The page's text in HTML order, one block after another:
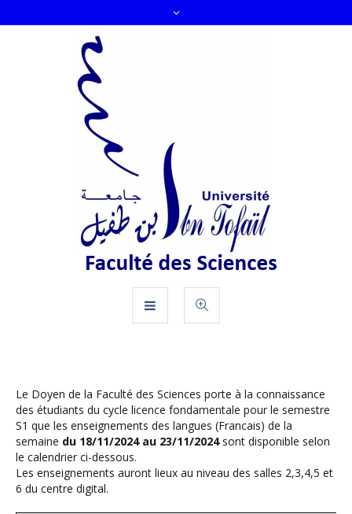
Le Doyen de la Faculté des Sciences porte à la connaissance
des étudiants du cycle licence fondamentale pour le semestre
S1 que les enseignements des langues (Francais) de la
semaine du 18/11/2024 au 23/11/2024 sont disponible selon
le calendrier ci-dessous.
Les enseignements auront lieux au niveau des salles 2,3,4,5 et
6 du centre digital.